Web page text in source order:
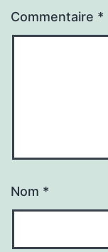
Commentaire *
Nom *